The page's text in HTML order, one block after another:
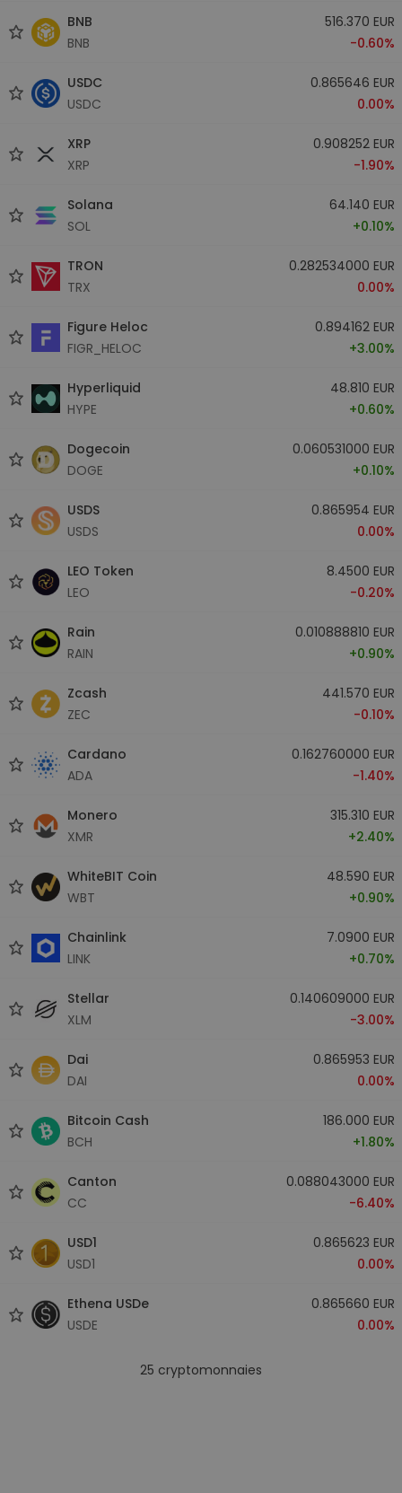
BNB
BNB
516.370 EUR
-0.60%
USDC
USDC
0.865646 EUR
0.00%
XRP
XRP
0.908252 EUR
-1.90%
Solana
SOL
64.140 EUR
+0.10%
TRON
TRX
0.282534000 EUR
0.00%
Figure Heloc
FIGR_HELOC
0.894162 EUR
+3.00%
Hyperliquid
HYPE
48.810 EUR
+0.60%
Dogecoin
DOGE
0.060531000 EUR
+0.10%
USDS
USDS
0.865954 EUR
0.00%
LEO Token
LEO
8.4500 EUR
-0.20%
Rain
RAIN
0.010888810 EUR
+0.90%
Zcash
ZEC
441.570 EUR
-0.10%
Cardano
ADA
0.162760000 EUR
-1.40%
Monero
XMR
315.310 EUR
+2.40%
WhiteBIT Coin
WBT
48.590 EUR
+0.90%
Chainlink
LINK
7.0900 EUR
+0.70%
Stellar
XLM
0.140609000 EUR
-3.00%
Dai
DAI
0.865953 EUR
0.00%
Bitcoin Cash
BCH
186.000 EUR
+1.80%
Canton
CC
0.088043000 EUR
-6.40%
USD1
USD1
0.865623 EUR
0.00%
Ethena USDe
USDE
0.865660 EUR
0.00%
25 cryptomonnaies